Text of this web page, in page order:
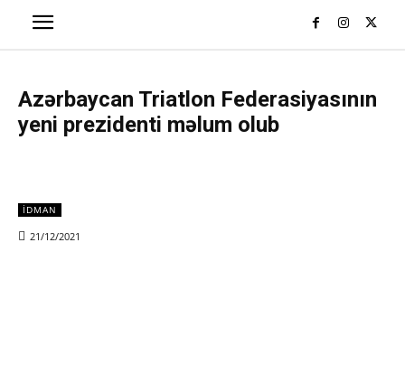
Azərbaycan Triatlon Federasiyasının
yeni prezidenti məlum olub
İDMAN
21/12/2021